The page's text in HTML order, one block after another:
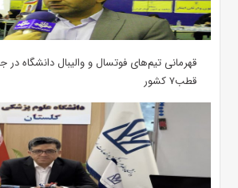
قهرمانی تیم‌های فوتسال و والیبال دانشگاه در
قطب۷ کشور